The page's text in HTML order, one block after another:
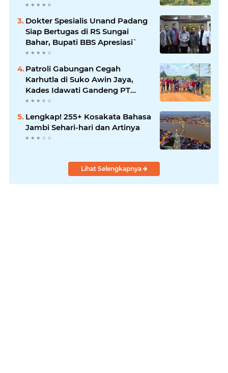
Dokter Spesialis Unand Padang
Siap Bertugas di RS Sungai
Bahar, Bupati BBS Apresiasi`
Patroli Gabungan Cegah
Karhutla di Suko Awin Jaya,
Kades Idawati Gandeng PT
BBB-S, TNI dan BPD
Lengkap! 255+ Kosakata Bahasa
Jambi Sehari-hari dan Artinya
Lihat Selengkapnya